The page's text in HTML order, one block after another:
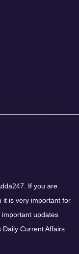
If you are
it is very important for
important updates
Current Affairs